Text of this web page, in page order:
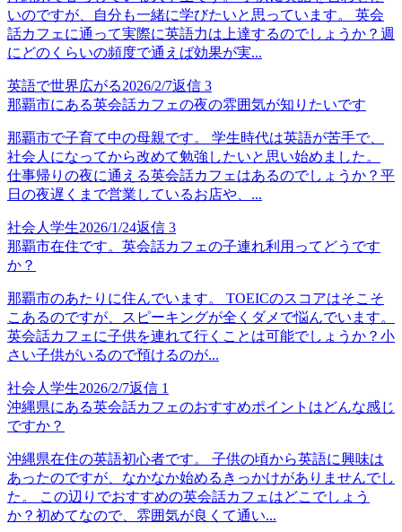
いのですが、自分も一緒に学びたいと思っています。 英会
話カフェに通って実際に英語力は上達するのでしょうか？週
にどのくらいの頻度で通えば効果が実...
英語で世界広がる2026/2/7返信 3
那覇市にある英会話カフェの夜の雰囲気が知りたいです
那覇市で子育て中の母親です。 学生時代は英語が苦手で、
社会人になってから改めて勉強したいと思い始めました。
仕事帰りの夜に通える英会話カフェはあるのでしょうか？平
日の夜遅くまで営業しているお店や、...
社会人学生2026/1/24返信 3
那覇市在住です。英会話カフェの子連れ利用ってどうです
か？
那覇市のあたりに住んでいます。 TOEICのスコアはそこそ
こあるのですが、スピーキングが全くダメで悩んでいます。
英会話カフェに子供を連れて行くことは可能でしょうか？小
さい子供がいるので預けるのが...
社会人学生2026/2/7返信 1
沖縄県にある英会話カフェのおすすめポイントはどんな感じ
ですか？
沖縄県在住の英語初心者です。 子供の頃から英語に興味は
あったのですが、なかなか始めるきっかけがありませんでし
た。 この辺りでおすすめの英会話カフェはどこでしょう
か？初めてなので、雰囲気が良くて通い...